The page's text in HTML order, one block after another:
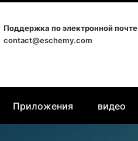
Поддержка по электронной почте
contact@eschemy.com
Приложения видео